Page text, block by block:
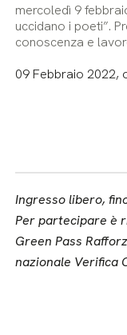
mercoledì 9
uccidano i poeti”.
conoscenza e
09 Febbraio 2022,
Ingresso libero,
Per partecipare è
Green Pass
nazionale Verifica